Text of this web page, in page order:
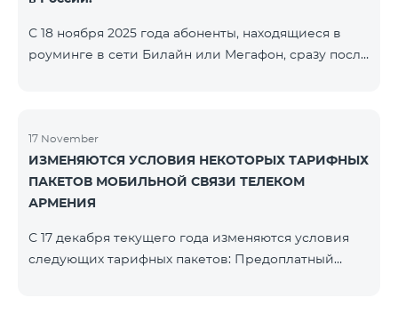
С 18 ноября 2025 года абоненты, находящиеся в
роуминге в сети Билайн или Мегафон, сразу после
успешного завершения доступ к интернету и SMS
восстанавливается автоматически. Обращаем
внимание, что ссылка Captcha работает только при
подключении к мобильной сети данных
Fi и VPN должны быть отключен
17 November
ИЗМЕНЯЮТСЯ УСЛОВИЯ НЕКОТОРЫХ ТАРИФНЫХ
ПАКЕТОВ МОБИЛЬНОЙ СВЯЗИ ТЕЛЕКОМ
АРМЕНИЯ
С 17 декабря текущего года изменяются условия
следующих тарифных пакетов: Предоплатный